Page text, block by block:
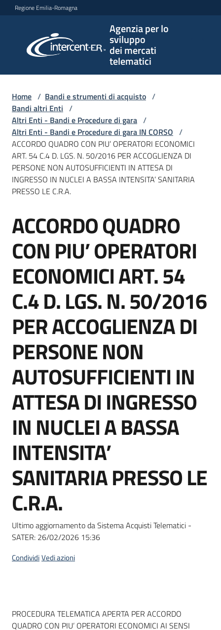
Vai al contenuto
Vai alla navigazione
Vai al footer
Regione Emilia-Romagna
Agenzia per lo
sviluppo
dei mercati
telematici
per lo
sviluppo
telematici
L'Agenzia
Bandi
e
di
acquisto
Supporto
Piattaforme
telematiche
English
site
Seguici
su
Home / Bandi e strumenti di acquisto /
Bandi altri Enti /
Altri Enti - Bandi e Procedure di gara /
Altri Enti - Bandi e Procedure di gara IN CORSO /
ACCORDO QUADRO CON PIU’ OPERATORI ECONOMICI
ART. 54 C.4 D. LGS. N. 50/2016 PER ACCOGLIENZA DI
PERSONE NON AUTOSUFFICIENTI IN ATTESA DI
INGRESSO IN NUCLEI A BASSA INTENSITA’ SANITARIA
PRESSO LE C.R.A.
Salta al contenuto
ACCORDO QUADRO
CON PIU’ OPERATORI
ECONOMICI ART. 54
C.4 D. LGS. N. 50/2016
PER ACCOGLIENZA DI
PERSONE NON
AUTOSUFFICIENTI IN
ATTESA DI INGRESSO
IN NUCLEI A BASSA
INTENSITA’
SANITARIA PRESSO LE
C.R.A.
Ultimo aggiornamento da Sistema Acquisti Telematici -
SATER: 26/02/2026 15:36
CondividiVedi azioni
Dati del bando
PROCEDURA TELEMATICA APERTA PER ACCORDO
QUADRO CON PIU’ OPERATORI ECONOMICI AI SENSI